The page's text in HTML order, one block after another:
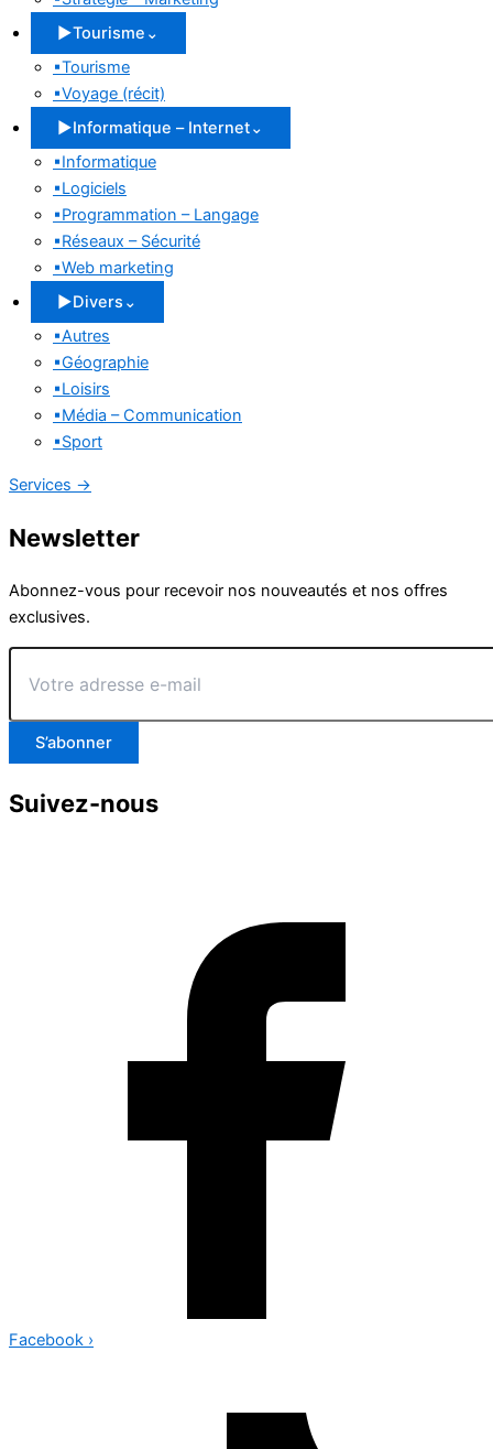
▶Tourisme ⌄
▪Tourisme
▪Voyage (récit)
▶Informatique – Internet⌄
▪Informatique
▪Logiciels
▪Programmation – Langage
▪Réseaux – Sécurité
▪Web marketing
▶Divers ⌄
▪Autres
▪Géographie
▪Loisirs
▪Média – Communication
▪Sport
Services →
Newsletter
Abonnez-vous pour recevoir nos nouveautés et nos offres
exclusives.
Votre
adresse
mail
S’abonner
Suivez-nous
Facebook ›